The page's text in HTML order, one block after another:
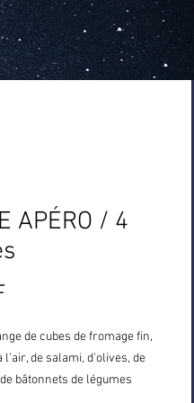
APÉRO / 4
de cubes de fromage fin,
l'air, de salami, d'olives, de
bâtonnets de légumes